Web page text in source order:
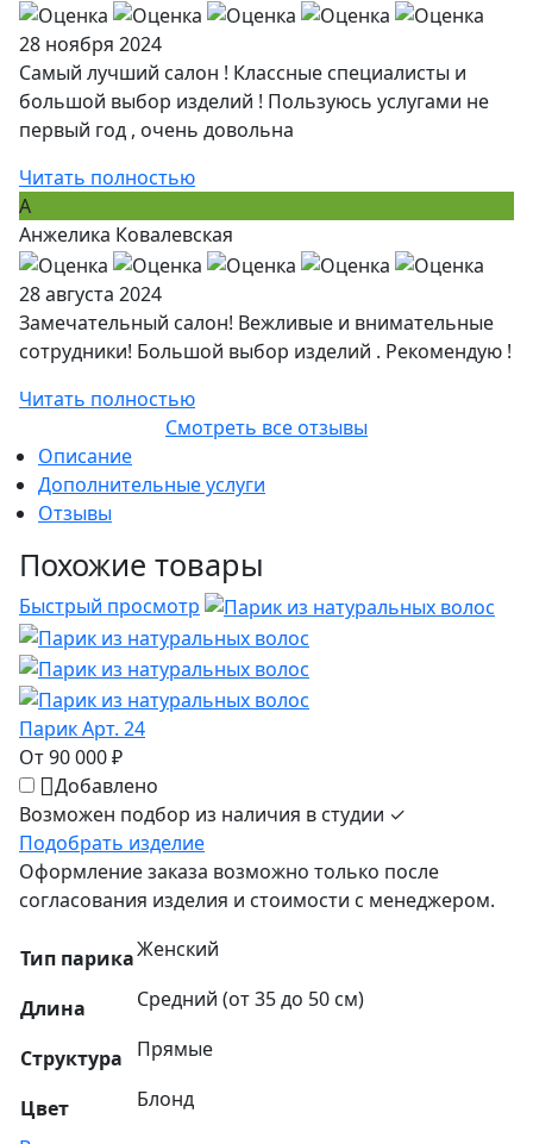
28 ноября 2024
Самый лучший салон ! Классные специалисты и
большой выбор изделий ! Пользуюсь услугами не
первый год , очень довольна
Читать полностью
А
Анжелика Ковалевская
28 августа 2024
Замечательный салон! Вежливые и внимательные
сотрудники! Большой выбор изделий . Рекомендую !
Читать полностью
Смотреть все отзывы
Описание
Дополнительные услуги
Отзывы
Похожие товары
Быстрый просмотр
Парик Арт. 24
От 90 000 ₽
Добавлено
Возможен подбор из наличия в студии ✓
Подобрать изделие
Оформление заказа возможно только после
согласования изделия и стоимости с менеджером.
Тип парикаЖенский
Длина Средний (от 35 до 50 см)
Структура Прямые
Цвет
Блонд